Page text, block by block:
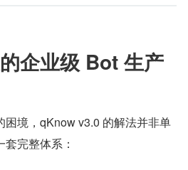
企业级 Bot 生产
困境，qKnow v3.0 的解法并非单
完整体系：